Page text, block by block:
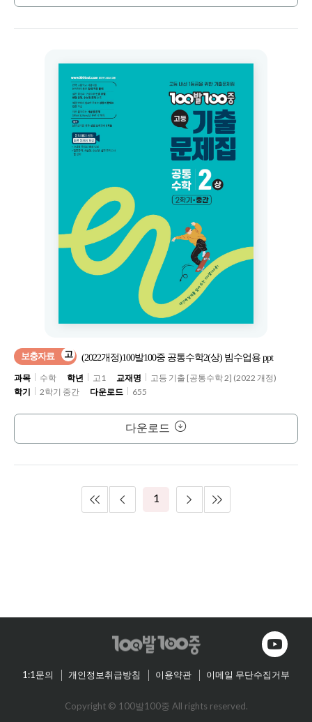
보충자료 고 (2022개정)100발100중 공통수학2(상) 빔수업용 ppt
과목 수학 학년 고1 교재명
고등 기출 [공통수학 2] (2022 개정)
학기
2학기 중간 다운로드 655
다운로드
1
1:1문의 개인정보취급방침 이용약관 이메일 무단수집거부
Copyright © 100발100중 All rights reserved.